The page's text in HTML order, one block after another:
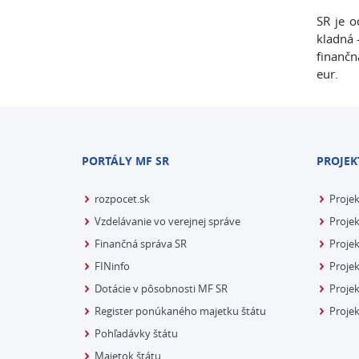
SR je
kladná
eur.
PORTÁLY MF SR
rozpocet.sk
Vzdelávanie vo verejnej správe
Finančná správa SR
FINinfo
Dotácie v pôsobnosti MF SR
Register ponúkaného majetku štátu
Pohľadávky štátu
Majetok štátu